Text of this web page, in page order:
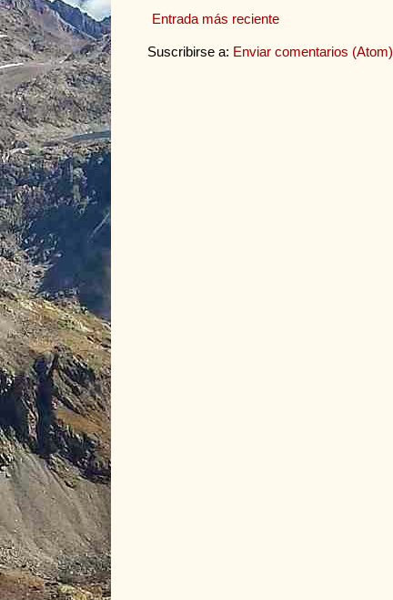
Entrada más reciente
Suscribirse a: Enviar comentarios (Atom)